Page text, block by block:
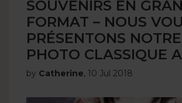
SOUVENIRS EN
FORMAT – NOUS
PRÉSENTONS
PHOTO CLASSIQUE
by Catherine, 10 Jul 2018